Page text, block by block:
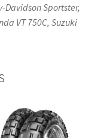
Sportster,
VT 750C, Suzuki